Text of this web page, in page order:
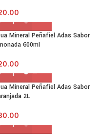
Mineral Peñafiel Adas Sabor
600ml
Mineral Peñafiel Adas Sabor
2L